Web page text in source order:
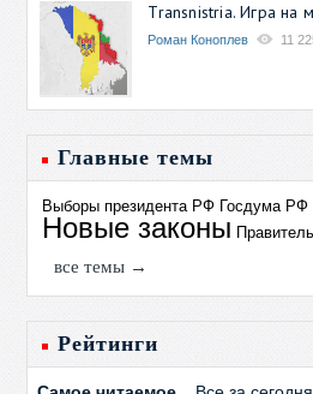
Transnistria. Игра на
Роман Коноплев 11
Главные темы
Выборы президента РФ Госдума РФ
Новые законы
все темы →
Рейтинги